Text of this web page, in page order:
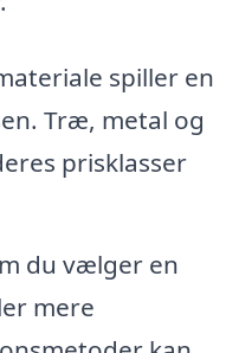
spiller en
Træ, metal og
prisklasser
du vælger en
mere